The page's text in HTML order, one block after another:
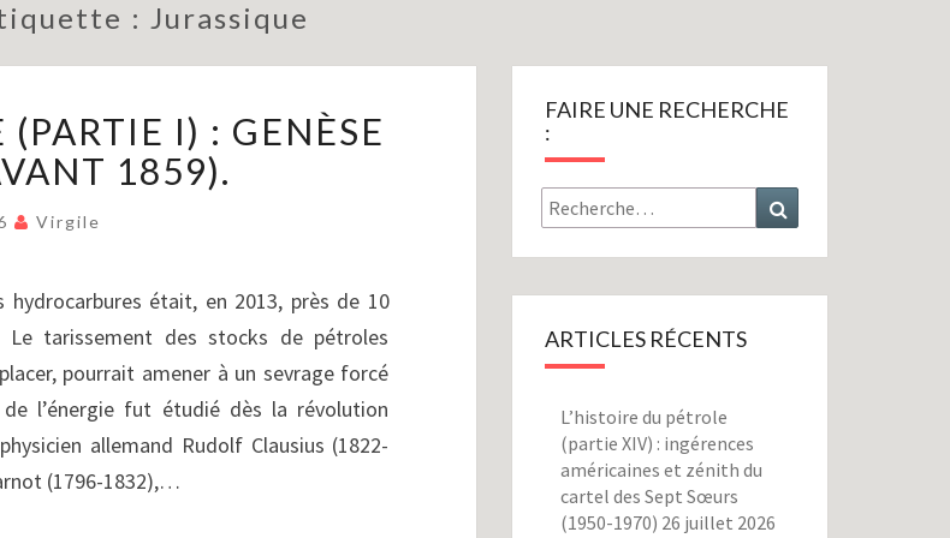
: Jurassique
(PARTIE I) : GENÈSE
1859).
Virgile
hydrocarbures était, en 2013, près de 10
tarissement des stocks de pétroles
pourrait amener à un sevrage forcé
l’énergie fut étudié dès la révolution
allemand Rudolf Clausius (1822-
(1796-1832),…
FAIRE UNE RECHERCHE
:
Rechercher :
ARTICLES RÉCENTS
L’histoire du pétrole
(partie XIV) : ingérences
américaines et zénith du
cartel des Sept Sœurs
(1950-1970) 26 juillet 2026